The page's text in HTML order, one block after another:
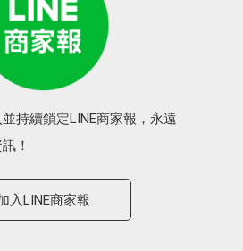
持續鎖定LINE商家報，永遠
！
入LINE商家報